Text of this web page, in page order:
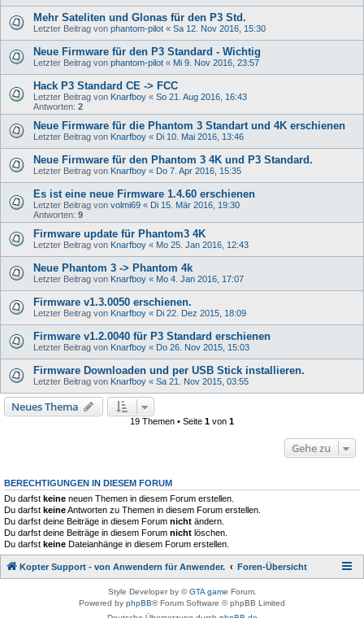
Mehr Sateliten und Glonas für den P3 Std.
Letzter Beitrag von phantom-pilot « Sa 12. Nov 2016, 15:30
Neue Firmware für den P3 Standard - Wichtig
Letzter Beitrag von phantom-pilot « Mi 9. Nov 2016, 23:57
Hack P3 Standard CE -> FCC
Letzter Beitrag von Knarfboy « So 21. Aug 2016, 16:43
Antworten: 2
Neue Firmware für die Phantom 3 Standart und 4K erschienen
Letzter Beitrag von Knarfboy « Di 10. Mai 2016, 13:46
Neue Firmware für den Phantom 3 4K und P3 Standard.
Letzter Beitrag von Knarfboy « Do 7. Apr 2016, 15:35
Es ist eine neue Firmware 1.4.60 erschienen
Letzter Beitrag von volmi69 « Di 15. Mär 2016, 19:30
Antworten: 9
Firmware update für Phantom3 4K
Letzter Beitrag von Knarfboy « Mo 25. Jan 2016, 12:43
Neue Phantom 3 -> Phantom 4k
Letzter Beitrag von Knarfboy « Mo 4. Jan 2016, 17:07
Firmware v1.3.0050 erschienen.
Letzter Beitrag von Knarfboy « Di 22. Dez 2015, 18:09
Firmware v1.2.0040 für P3 Standard erschienen
Letzter Beitrag von Knarfboy « Do 26. Nov 2015, 15:03
Firmware Downloaden und per USB Stick installieren.
Letzter Beitrag von Knarfboy « Sa 21. Nov 2015, 03:55
Neues Thema
19 Themen • Seite 1 von 1
Gehe zu
BERECHTIGUNGEN IN DIESEM FORUM
Du darfst keine neuen Themen in diesem Forum erstellen.
Du darfst keineAntworten zu Themen in diesem Forum erstellen.
Du darfst deine Beiträge in diesem Forum nicht ändern.
Du darfst deine Beiträge in diesem Forum nicht löschen.
Du darfst keine Dateianhänge in diesem Forum erstellen.
Kopter Support - von Anwendern für Anwender. Foren-Übersicht
Style Developer by ©GTA game Forum.
Powered by phpBB® Forum Software © phpBB Limited